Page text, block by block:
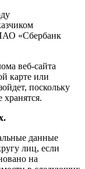
«Сбербанк
веб-сайта
карте или
поскольку
хранятся.
данные
лиц, если
на